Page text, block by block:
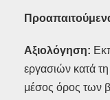
Αξιολόγηση:
εργασιών κατά
μέσος όρος των